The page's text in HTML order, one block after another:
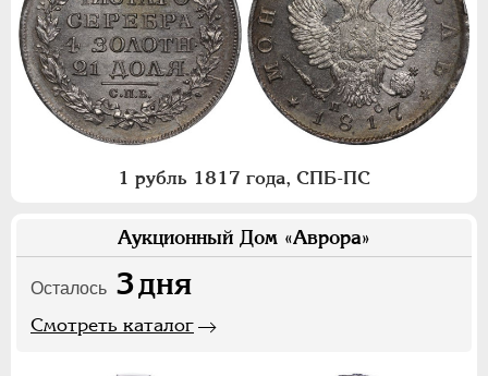
1 рубль 1817 года, СПБ-ПС
Аукционный Дом «Аврора»
Осталось 3дня
Смотреть каталог